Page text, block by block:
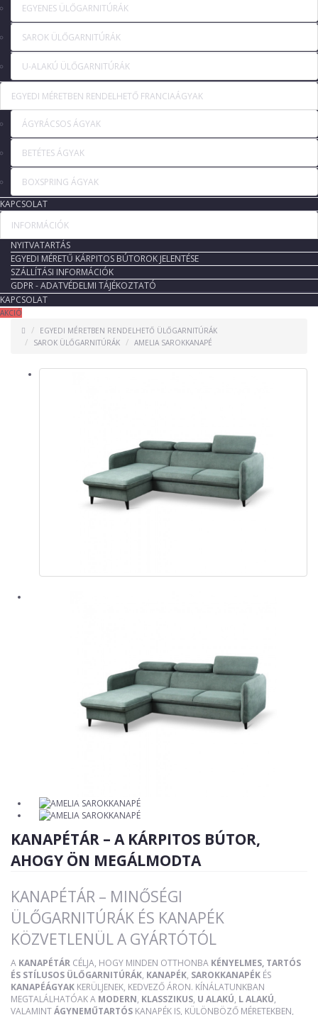
EGYENES ÜLŐGARNITÚRÁK
SAROK ÜLŐGARNITÚRÁK
U-ALAKÚ ÜLŐGARNITÚRÁK
EGYEDI MÉRETBEN RENDELHETŐ FRANCIAÁGYAK
ÁGYRÁCSOS ÁGYAK
BETÉTES ÁGYAK
BOXSPRING ÁGYAK
KAPCSOLAT
INFORMÁCIÓK
NYITVATARTÁS
EGYEDI MÉRETŰ KÁRPITOS BÚTOROK JELENTÉSE
SZÁLLÍTÁSI INFORMÁCIÓK
GDPR - ADATVÉDELMI TÁJÉKOZTATÓ
KAPCSOLAT
AKCIÓ
EGYEDI MÉRETBEN RENDELHETŐ ÜLŐGARNITÚRÁK
SAROK ÜLŐGARNITÚRÁK
AMELIA SAROKKANAPÉ
KANAPÉTÁR – A KÁRPITOS BÚTOR,
AHOGY ÖN MEGÁLMODTA
KANAPÉTÁR – MINŐSÉGI
ÜLŐGARNITÚRÁK ÉS KANAPÉK
KÖZVETLENÜL A GYÁRTÓTÓL
A KANAPÉTÁR CÉLJA, HOGY MINDEN OTTHONBA KÉNYELMES, TARTÓS
ÉS STÍLUSOS ÜLŐGARNITÚRÁK, KANAPÉK, SAROKKANAPÉK ÉS
KANAPÉÁGYAK KERÜLJENEK, KEDVEZŐ ÁRON. KÍNÁLATUNKBAN
MEGTALÁLHATÓAK A MODERN, KLASSZIKUS, U ALAKÚ, L ALAKÚ,
VALAMINTÁGYNEMŰTARTÓS KANAPÉK IS, KÜLÖNBÖZŐ MÉRETEKBEN,